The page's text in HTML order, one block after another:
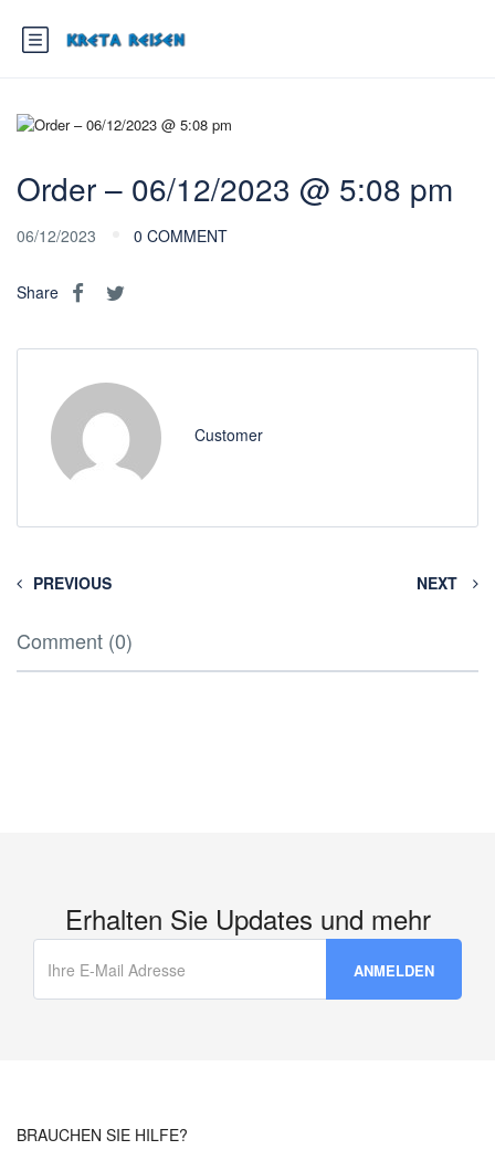
Order – 06/12/2023 @ 5:08 pm
06/12/2023 0 COMMENT
Share
Customer
PREVIOUS NEXT
Comment (0)
Erhalten Sie Updates und mehr
BRAUCHEN SIE HILFE?